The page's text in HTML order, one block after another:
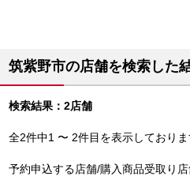
筑紫野市の店舗を検索した
検索結果：2店舗
全2件中1 〜 2件目を表示しており
予約申込する店舗/購入商品受取り店